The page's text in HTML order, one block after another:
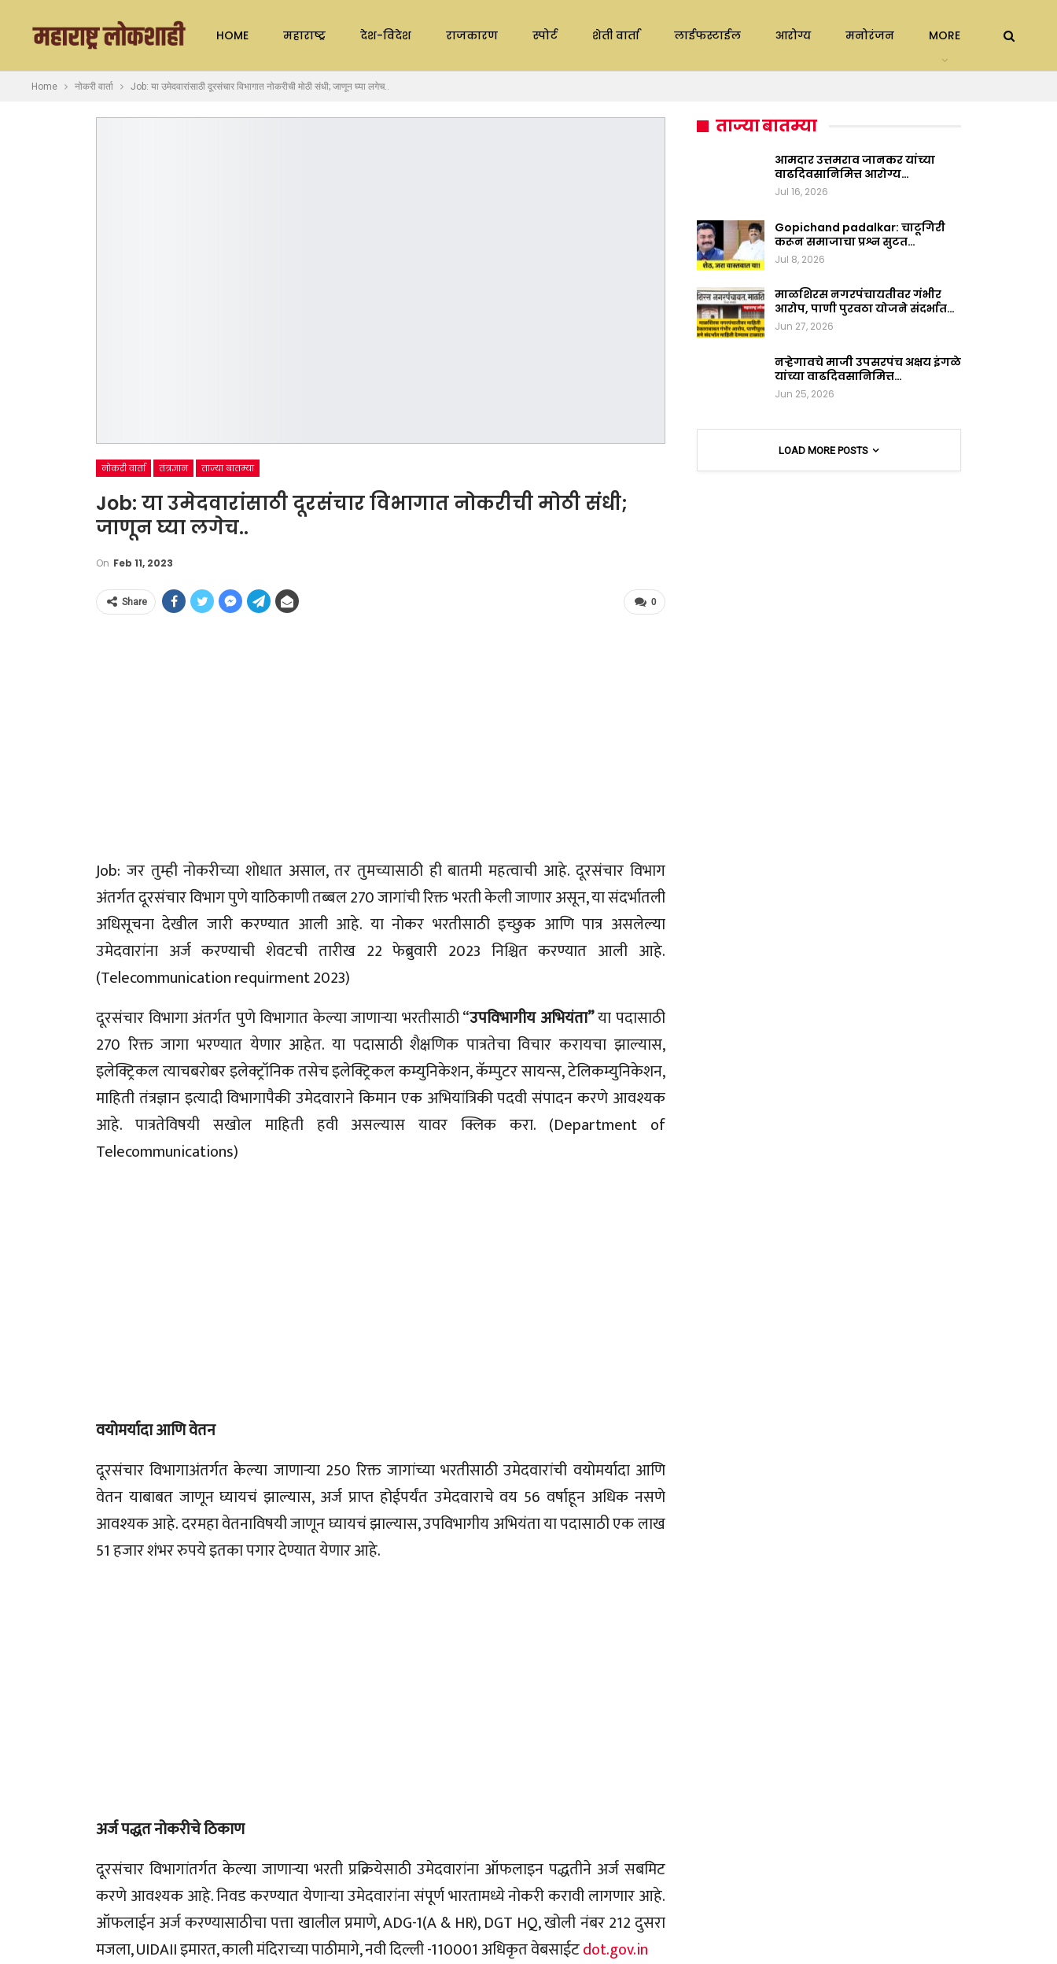
HOME महाराष्ट्र देश-विदेश राजकारण स्पोर्ट शेती वार्ता लाईफस्टाईल आरोग्य मनोरंजन MORE
Home नोकरी वार्ता Job: या उमेदवारांसाठी दूरसंचार विभागात नोकरीची मोठी संधी; जाणून घ्या लगेच..
नोकरी वार्ता तंत्रज्ञान ताज्या बातम्या
Job: या उमेदवारांसाठी दूरसंचार विभागात नोकरीची मोठी संधी;
जाणून घ्या लगेच..
On Feb 11, 2023
0
Share
Job: जर तुम्ही नोकरीच्या शोधात असाल, तर तुमच्यासाठी ही बातमी महत्वाची आहे. दूरसंचार विभाग
अंतर्गत दूरसंचार विभाग पुणे याठिकाणी तब्बल 270 जागांची रिक्त भरती केली जाणार असून, या संदर्भातली
अधिसूचना देखील जारी करण्यात आली आहे. या नोकर भरतीसाठी इच्छुक आणि पात्र असलेल्या
उमेदवारांना अर्ज करण्याची शेवटची तारीख 22 फेब्रुवारी 2023 निश्चित करण्यात आली आहे.
(Telecommunication requirment 2023)
दूरसंचार विभागा अंतर्गत पुणे विभागात केल्या जाणाऱ्या भरतीसाठी “उपविभागीय अभियंता”या पदासाठी
270 रिक्त जागा भरण्यात येणार आहेत. या पदासाठी शैक्षणिक पात्रतेचा विचार करायचा झाल्यास,
इलेक्ट्रिकल त्याचबरोबर इलेक्ट्रॉनिक तसेच इलेक्ट्रिकल कम्युनिकेशन, कॅम्पुटर सायन्स, टेलिकम्युनिकेशन,
माहिती तंत्रज्ञान इत्यादी विभागापैकी उमेदवाराने किमान एक अभियांत्रिकी पदवी संपादन करणे आवश्यक
आहे. पात्रतेविषयी सखोल माहिती हवी असल्यास यावर क्लिक करा. (Department of
Telecommunications)
वयोमर्यादा आणि वेतन
दूरसंचार विभागाअंतर्गत केल्या जाणाऱ्या 250 रिक्त जागांच्या भरतीसाठी उमेदवारांची वयोमर्यादा आणि
वेतन याबाबत जाणून घ्यायचं झाल्यास, अर्ज प्राप्त होईपर्यंत उमेदवाराचे वय 56 वर्षाहून अधिक नसणे
आवश्यक आहे. दरमहा वेतनाविषयी जाणून घ्यायचं झाल्यास, उपविभागीय अभियंता या पदासाठी एक लाख
51 हजार शंभर रुपये इतका पगार देण्यात येणार आहे.
अर्ज पद्धत नोकरीचे ठिकाण
दूरसंचार विभागांतर्गत केल्या जाणाऱ्या भरती प्रक्रियेसाठी उमेदवारांना ऑफलाइन पद्धतीने अर्ज सबमिट
करणे आवश्यक आहे. निवड करण्यात येणाऱ्या उमेदवारांना संपूर्ण भारतामध्ये नोकरी करावी लागणार आहे.
ऑफलाईन अर्ज करण्यासाठीचा पत्ता खालील प्रमाणे, ADG-1(A & HR), DGT HQ, खोली नंबर 212 दुसरा
मजला, UIDAII इमारत, काली मंदिराच्या पाठीमागे, नवी दिल्ली -110001 अधिकृत वेबसाईटdot.gov.in
ताज्या बातम्या
आमदार उत्तमराव जानकर यांच्या
वाढदिवसानिमित्त आरोग्य…
Jul 16, 2026
Gopichand padalkar: चाटूगिरी
करून समाजाचा प्रश्न सुटत…
Jul 8, 2026
माळशिरस नगरपंचायतीवर गंभीर
आरोप, पाणी पुरवठा योजने संदर्भात…
Jun 27, 2026
नऱ्हेगावचे माजी उपसरपंच अक्षय इंगळे
यांच्या वाढदिवसानिमित्त…
Jun 25, 2026
LOAD MORE POSTS